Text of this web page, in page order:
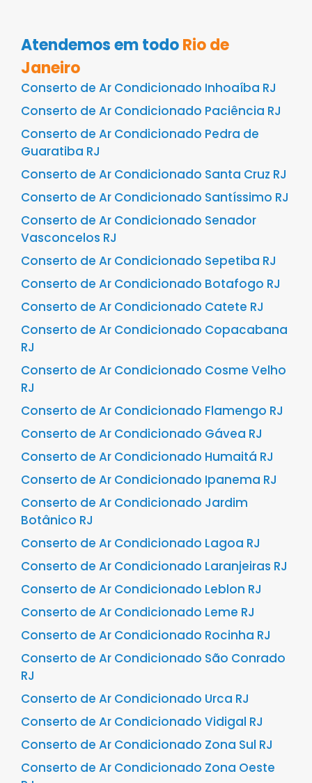
Atendemos em todoRio de
Janeiro
Conserto de Ar Condicionado Inhoaíba RJ
Conserto de Ar Condicionado Paciência RJ
Conserto de Ar Condicionado Pedra de
Guaratiba RJ
Conserto de Ar Condicionado Santa Cruz RJ
Conserto de Ar Condicionado Santíssimo RJ
Conserto de Ar Condicionado Senador
Vasconcelos RJ
Conserto de Ar Condicionado Sepetiba RJ
Conserto de Ar Condicionado Botafogo RJ
Conserto de Ar Condicionado Catete RJ
Conserto de Ar Condicionado Copacabana
RJ
Conserto de Ar Condicionado Cosme Velho
RJ
Conserto de Ar Condicionado Flamengo RJ
Conserto de Ar Condicionado Gávea RJ
Conserto de Ar Condicionado Humaitá RJ
Conserto de Ar Condicionado Ipanema RJ
Conserto de Ar Condicionado Jardim
Botânico RJ
Conserto de Ar Condicionado Lagoa RJ
Conserto de Ar Condicionado Laranjeiras RJ
Conserto de Ar Condicionado Leblon RJ
Conserto de Ar Condicionado Leme RJ
Conserto de Ar Condicionado Rocinha RJ
Conserto de Ar Condicionado São Conrado
RJ
Conserto de Ar Condicionado Urca RJ
Conserto de Ar Condicionado Vidigal RJ
Conserto de Ar Condicionado Zona Sul RJ
Conserto de Ar Condicionado Zona Oeste